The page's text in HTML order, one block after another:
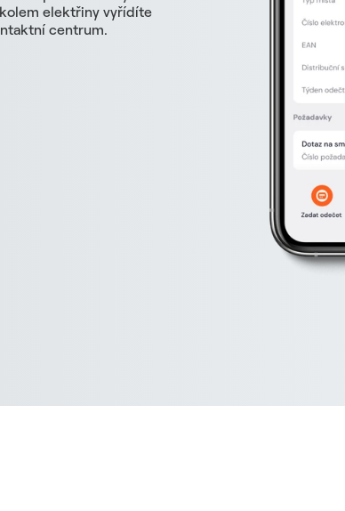
elektřiny vyřídíte
centrum.